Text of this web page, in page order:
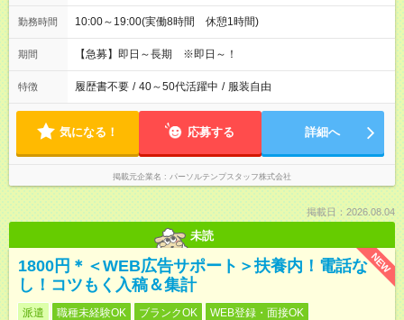
勤務時間 10:00～19:00(実働8時間 休憩1時間)
期間 【急募】即日～長期 ※即日～！
特徴 履歴書不要 / 40～50代活躍中 / 服装自由
気になる！ 応募する 詳細へ
掲載元企業名 パーソルテンプスタッフ株式会社
掲載日：2026.08.04
未読
NEW
1800円＊＜WEB広告サポート＞扶養内！電話な
し！コツもく入稿＆集計
派遣 職種未経験OK ブランクOK WEB登録・面接OK